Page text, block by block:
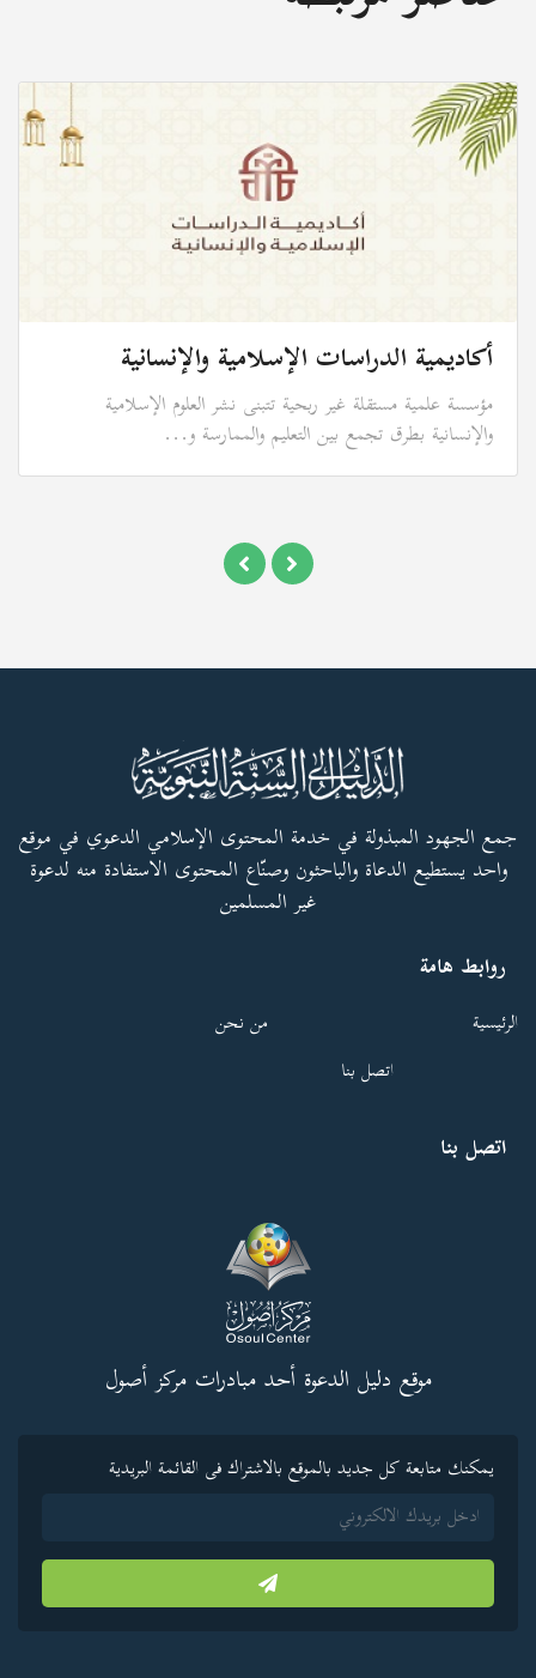
أكاديمية الدراسات الإسلامية والإنسانية
مؤسسة علمية مستقلة غير ربحية تتبنى نشر العلوم الإسلامية
والإنسانية بطرق تجمع بين التعليم والممارسة و...
جمع الجهود المبذولة في خدمة المحتوى الإسلامي الدعوي في موقع
واحد يستطيع الدعاة والباحثون وصنّاع المحتوى الاستفادة منه لدعوة
غير المسلمين
روابط هامة
الرئيسية
من نحن
اتصل بنا
اتصل بنا
موقع دليل الدعوة أحد مبادرات مركز أصول
يمكنك متابعة كل جديد بالموقع بالاشتراك فى القائمة البريدية